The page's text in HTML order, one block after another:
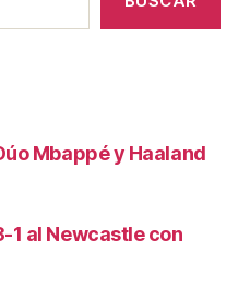
Mbappé y Haaland
1 al Newcastle con